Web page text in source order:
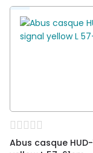
Abus casque